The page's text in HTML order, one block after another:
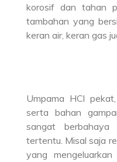
korosif dan tahan
tambahan yang
keran air, keran gas
Umpama HCl
serta bahan
sangat berbahaya
tertentu. Misal saja
yang